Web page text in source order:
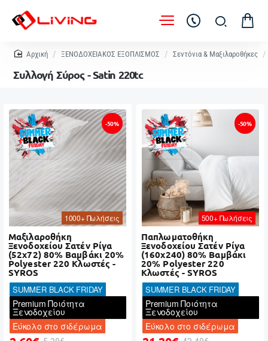
Συλλογή Σύρος - Satin 220tc
homeΞΕΝΟΔΟΧΕΙΑΚΟΣ ΕΞΟΠΛΙΣΜΟΣ Σεντόνια & Μαξιλαροθήκες
1000+ Πωλήσεις
-50%
Μαξιλαροθήκη
Ξενοδοχείου Σατέν Ρίγα
(52x72) 80% Βαμβάκι 20%
Polyester 220 Κλωστές -
SYROS
SUMMER BLACK FRIDAY
Premium Ποιότητα
Ξενοδοχείου
Εύκολο στο σιδέρωμα
500+ Πωλήσεις
-50%
Παπλωματοθήκη
Ξενοδοχείου Σατέν Ρίγα
(160x240) 80% Βαμβάκι
20% Polyester 220
Κλωστές - SYROS
SUMMER BLACK FRIDAY
Premium Ποιότητα
Ξενοδοχείου
Εύκολο στο σιδέρωμα